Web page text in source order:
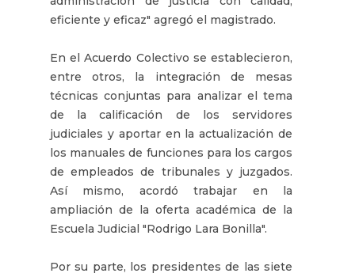
eficiente y eficaz" agregó el magistrado.
En el Acuerdo Colectivo se establecieron,
entre otros, la integración de mesas
técnicas conjuntas para analizar el tema
de la calificación de los servidores
judiciales y aportar en la actualización de
los manuales de funciones para los cargos
de empleados de tribunales y juzgados.
Así mismo, acordó trabajar en la
ampliación de la oferta académica de la
Escuela Judicial "Rodrigo Lara Bonilla".
Por su parte, los presidentes de las siete